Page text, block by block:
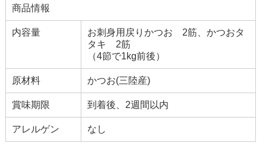
商品情報
内容量
お刺身用戻りかつお 2筋、かつおタ
タキ 2筋
（4節で1kg前後）
原材料 かつお(三陸産)
賞味期限 到着後、2週間以内
アレルゲン なし